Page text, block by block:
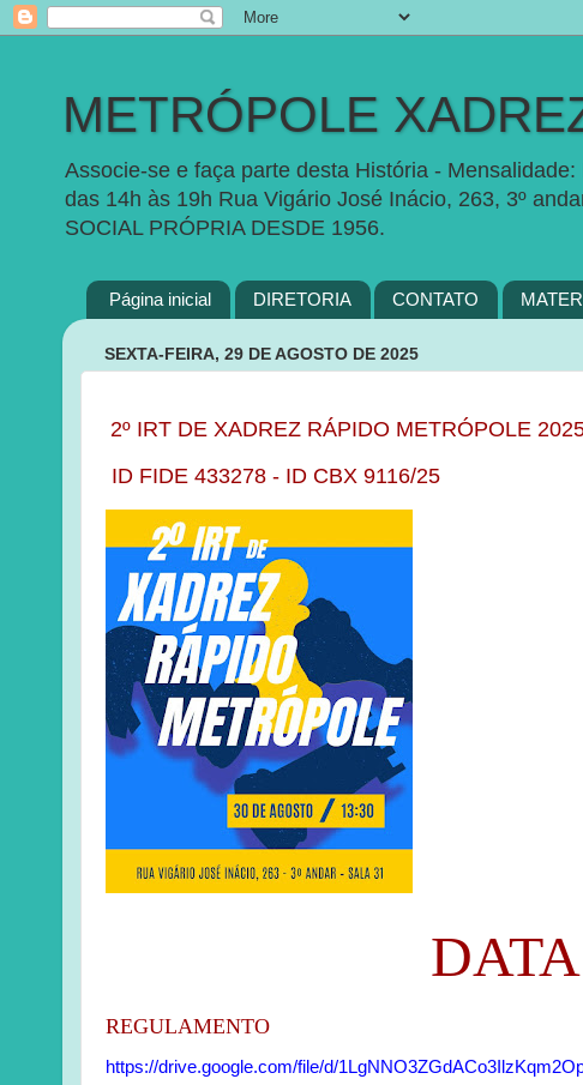
METRÓPOLE
Associe-se e faça parte desta História -
das 14h às 19h Rua Vigário José Inácio, 263, 3º
SOCIAL PRÓPRIA DESDE 1956.
Página inicial DIRETORIA CONTATO
SEXTA-FEIRA, 29 DE AGOSTO DE 2025
2º IRT DE XADREZ RÁPIDO METRÓPOLE
ID FIDE 433278 - ID CBX 9116/25
REGULAMENTO
https://drive.google.com/file/d/